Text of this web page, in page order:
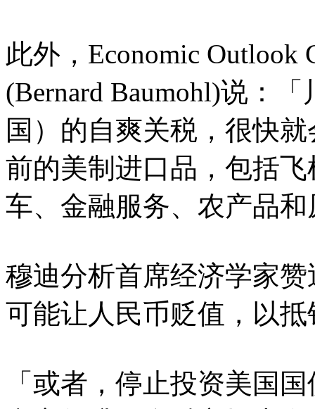
此外，Economic
(Bernard Baumohl)说：
国）的自爽关税，很快
前的美制进口品，包括
车、金融服务、农产品
穆迪分析首席经济学家
可能让人民币贬值，以
「或者，停止投资美国